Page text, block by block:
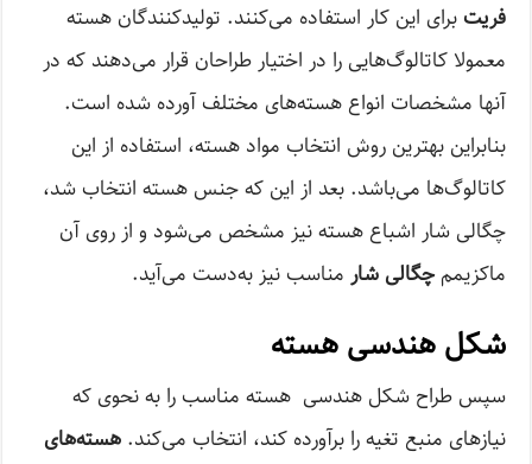
فریت برای این کار استفاده می‌کنند. تولیدکنندگان هسته
معمولا کاتالوگ‌هایی را در اختیار طراحان قرار می‌دهند که در
آنها مشخصات انواع هسته‌های مختلف آورده شده است.
بنابراین بهترین روش انتخاب مواد هسته، استفاده از این
کاتالوگ‌ها می‌باشد. بعد از این که جنس هسته انتخاب شد،
چگالی شار اشباع هسته نیز مشخص می‌شود و از روی آن
ماکزیممچگالی شار مناسب نیز به‌دست می‌آید.
شکل هندسی هسته
سپس طراح شکل هندسی هسته مناسب را به نحوی که
نیاز‌های منبع تغیه را برآورده کند، انتخاب می‌کند.هسته‌های